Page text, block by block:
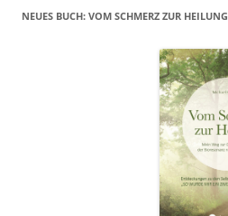
NEUES BUCH: VOM SCHMERZ ZUR HEILUNG